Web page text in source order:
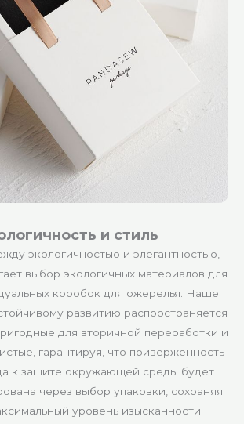
и стиль
экологичностью и элегантностью,
выбор экологичных материалов для
коробок для ожерелья. Наше
развитию распространяется
для вторичной переработки и
гарантируя, что приверженность
к защите окружающей среды будет
через выбор упаковки, сохраняя
уровень изысканности.